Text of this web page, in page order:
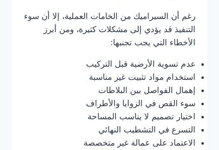
رغم أن السيراميك من الخامات العملية، إلا أن سوء
التنفيذ قد يؤدي إلى مشكلات كثيرة، ومن أبرز
الأخطاء التي يجب تجنبها:
عدم تسوية الأرضية قبل التركيب
استخدام مواد تثبيت غير مناسبة
إهمال الفواصل بين البلاطات
سوء القص في الزوايا والأطراف
اختيار تصميم لا يناسب المساحة
التسرع في التشطيب النهائي
الاعتماد على عمالة غير متخصصة